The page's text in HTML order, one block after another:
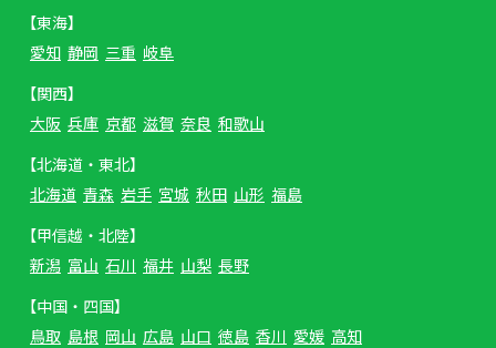
【東海】
愛知 静岡 三重 岐阜
【関西】
大阪 兵庫 京都 滋賀 奈良 和歌山
【北海道・東北】
北海道 青森 岩手 宮城 秋田 山形 福島
【甲信越・北陸】
新潟 富山 石川 福井 山梨 長野
【中国・四国】
鳥取 島根 岡山 広島 山口 徳島 香川 愛媛 高知